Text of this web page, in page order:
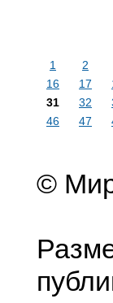
1 2
16
17
31
32
46
47
©